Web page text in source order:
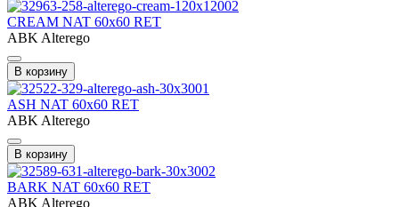
CREAM NAT 60x60 RET
ABK Alterego
В корзину
ASH NAT 60х60 RET
ABK Alterego
В корзину
BARK NAT 60x60 RET
ABK Alterego